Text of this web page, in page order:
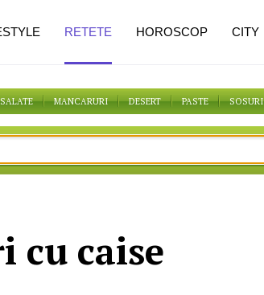
SALATE MANCARURI DESERT PASTE SOSURI
cu caise
RETETE HOROSCOP CITY